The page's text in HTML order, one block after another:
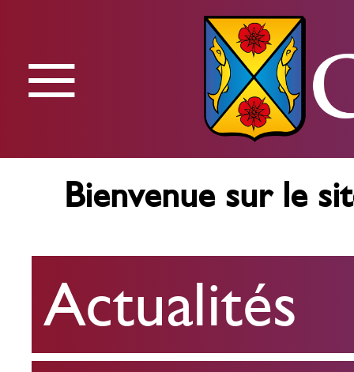
Menu
Actualités
Agenda
≡
Bienvenue sur le
Actualités